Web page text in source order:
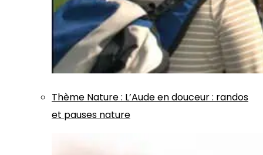
Thème Nature: L’Aude en douceur : randos
et pauses nature